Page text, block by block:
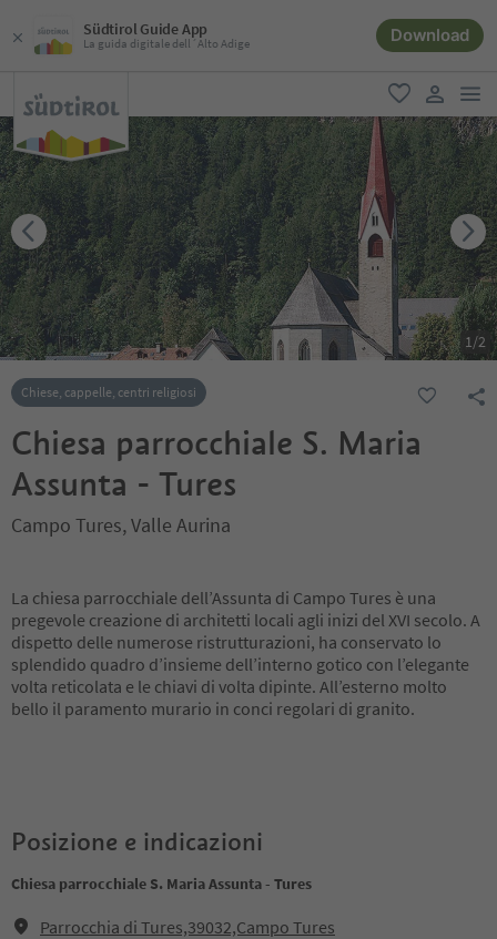
Südtirol Guide App
La guida digitale dell´Alto Adige Download
favoriti
user link
1/2
Chiese, cappelle, centri religiosi
Chiesa parrocchiale S. Maria
Assunta - Tures
Campo Tures, Valle Aurina
La chiesa parrocchiale dell’Assunta di Campo Tures è una
pregevole creazione di architetti locali agli inizi del XVI secolo. A
dispetto delle numerose ristrutturazioni, ha conservato lo
splendido quadro d’insieme dell’interno gotico con l’elegante
volta reticolata e le chiavi di volta dipinte. All’esterno molto
bello il paramento murario in conci regolari di granito.
Posizione e indicazioni
Chiesa parrocchiale S. Maria Assunta - Tures
Parrocchia di Tures,39032,Campo Tures